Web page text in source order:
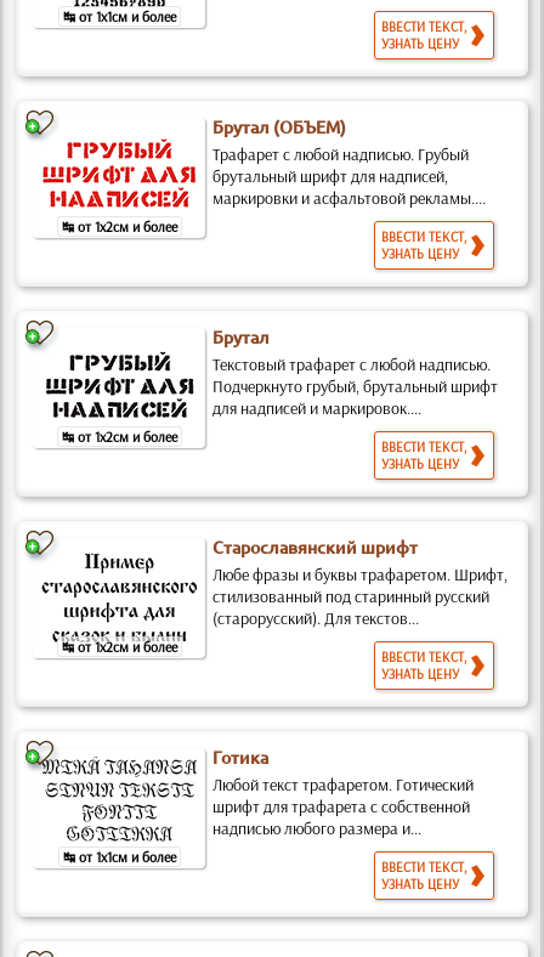
↹ от 1x1см и более
ВВЕСТИ ТЕКСТ,
УЗНАТЬ ЦЕНУ
↹ от 1x2см и более
Брутал (ОБЪЕМ)
Трафарет с любой надписью. Грубый
брутальный шрифт для надписей,
маркировки и асфальтовой рекламы....
ВВЕСТИ ТЕКСТ,
УЗНАТЬ ЦЕНУ
↹ от 1x2см и более
Брутал
Текстовый трафарет с любой надписью.
Подчеркнуто грубый, брутальный шрифт
для надписей и маркировок....
ВВЕСТИ ТЕКСТ,
УЗНАТЬ ЦЕНУ
↹ от 1x2см и более
Старославянский шрифт
Любе фразы и буквы трафаретом. Шрифт,
стилизованный под старинный русский
(старорусский). Для текстов...
ВВЕСТИ ТЕКСТ,
УЗНАТЬ ЦЕНУ
↹ от 1x1см и более
Готика
Любой текст трафаретом. Готический
шрифт для трафарета с собственной
надписью любого размера и...
ВВЕСТИ ТЕКСТ,
УЗНАТЬ ЦЕНУ